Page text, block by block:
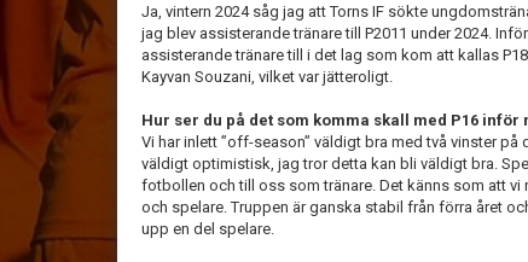
Ja, vintern 2024 såg jag att Torns IF sökte
jag blev assisterande tränare till P2011 under 2024.
assisterande tränare till i det lag som kom att kallas
Kayvan Souzani, vilket var jätteroligt.
Hur ser du på det som komma skall med P16 inför
Vi har inlett ”off-season” väldigt bra med två vinster
väldigt optimistisk, jag tror detta kan bli väldigt bra.
fotbollen och till oss som tränare. Det känns som att vi
och spelare. Truppen är ganska stabil från förra året
upp en del spelare.